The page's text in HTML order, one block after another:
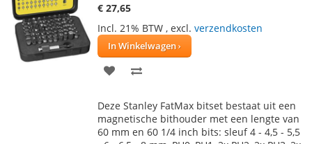
€ 27,65
Incl. 21% BTW , excl. verzendkosten
In Winkelwagen
VOEG
AAN TE
Deze Stanley FatMax bitset bestaat uit een
magnetische bithouder met een lengte van
60 mm en 60 1/4 inch bits: sleuf 4 - 4,5 - 5,5